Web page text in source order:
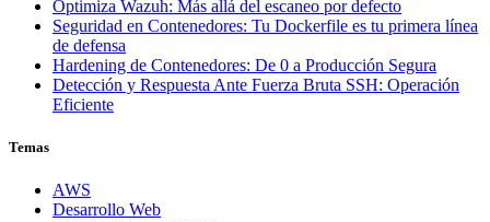
Optimiza Wazuh: Más allá del escaneo por defecto
Seguridad en Contenedores: Tu Dockerfile es tu primera línea
de defensa
Hardening de Contenedores: De 0 a Producción Segura
Detección y Respuesta Ante Fuerza Bruta SSH: Operación
Eficiente
Temas
AWS
Desarrollo Web